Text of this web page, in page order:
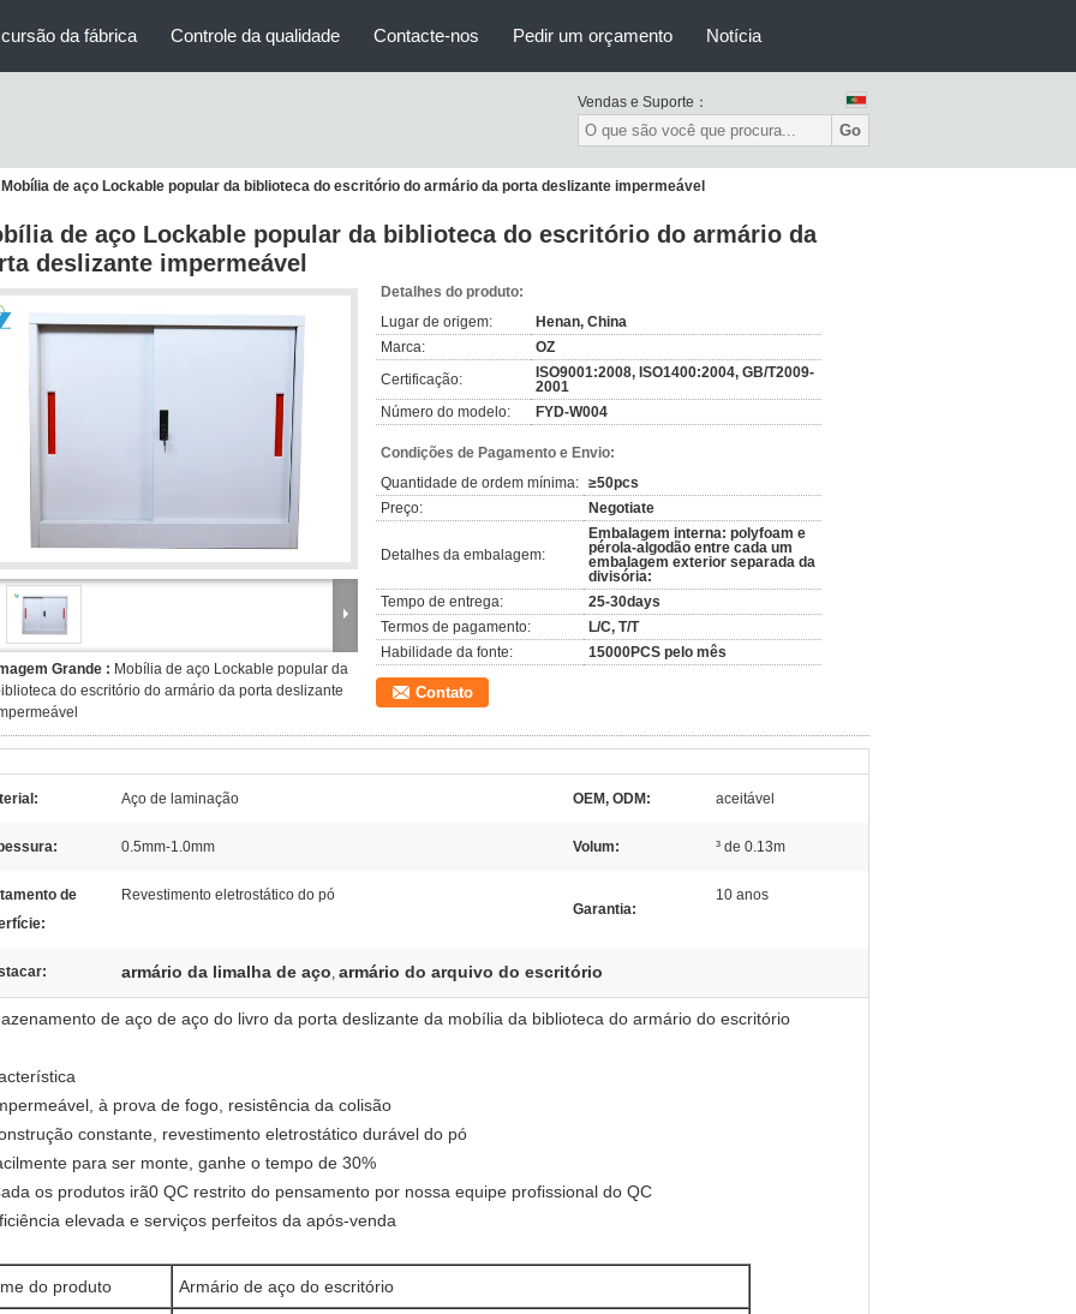
da fábrica Controle da qualidade Contacte-nos Pedir um orçamento Notícia
Vendas e Suporte：
Go
Mobília de aço Lockable popular da biblioteca do escritório do armário da porta deslizante impermeável
de aço Lockable popular da biblioteca do escritório do armário da
deslizante impermeável
Grande : Mobília de aço Lockable popular da
do escritório do armário da porta deslizante
Detalhes do produto:
Lugar de origem:
Henan, China
Marca:
OZ
Certificação:
ISO9001:2008, ISO1400:2004, GB/T2009-
2001
Número do modelo:
FYD-W004
Condições de Pagamento e Envio:
Quantidade de ordem mínima: ≥50pcs
Preço:
Negotiate
Detalhes da embalagem:
Embalagem interna: polyfoam e
pérola-algodão entre cada um
embalagem exterior separada da
divisória:
Tempo de entrega:
25-30days
Termos de pagamento:
L/C, T/T
Habilidade da fonte:
15000PCS pelo mês
Contato
Aço de laminação OEM, ODM: aceitável
0.5mm-1.0mm Volum: ³ de 0.13m
de
Revestimento eletrostático do pó
Garantia:
10 anos
armário da limalha de aço, armário do arquivo do escritório
de aço de aço do livro da porta deslizante da mobília da biblioteca do armário do escritório
à prova de fogo, resistência da colisão
constante, revestimento eletrostático durável do pó
para ser monte, ganhe o tempo de 30%
os produtos irã0 QC restrito do pensamento por nossa equipe profissional do QC
elevada e serviços perfeitos da após-venda
do produto Armário de aço do escritório